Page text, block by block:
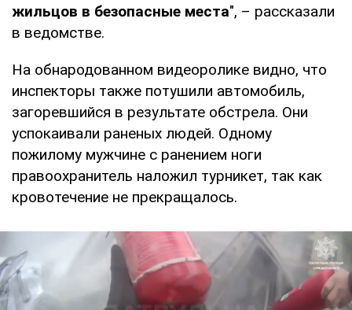
жильцов в безопасные места", – рассказали
в ведомстве.
На обнародованном видеоролике видно, что
инспекторы также потушили автомобиль,
загоревшийся в результате обстрела. Они
успокаивали раненых людей. Одному
пожилому мужчине с ранением ноги
правоохранитель наложил турникет, так как
кровотечение не прекращалось.